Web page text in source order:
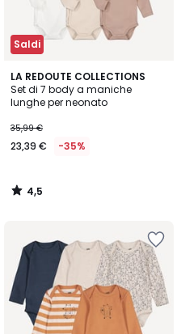
Saldi
LA REDOUTE COLLECTIONS
Set di 7 body a maniche
lunghe per neonato
35,99 €
23,39 € -35%
4,5
/ 5
4,5
/